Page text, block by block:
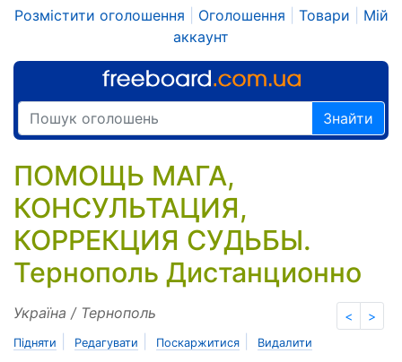
Розмістити оголошення Оголошення Товари
Мій
аккаунт
Знайти
ПОМОЩЬ МАГА,
КОНСУЛЬТАЦИЯ,
КОРРЕКЦИЯ СУДЬБЫ.
Тернополь Дистанционно
< >
Україна / Тернополь
Підняти Редагувати Поскаржитися Видалити